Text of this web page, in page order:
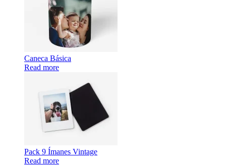
Caneca Básica
Read more
Pack 9 Ímanes Vintage
Read more